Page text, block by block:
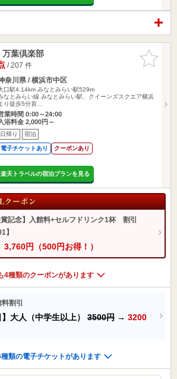
お気に入
りに追加
葉倶楽部
/ 207 件
奈川県 / 横浜市中区
口駅4.14km みなとみらい駅529m
なとみらい線 みなとみらい駅、クイーンズスクエア横浜
り徒歩5分首…
業時間 0:00～24:00
浴料金 2,000円～
日帰り 宿泊
電子チケットあり クーポンあり
楽天トラベルの宿泊プランを見る
賞記念】入館料+セルフドリンク1杯 割引
】
3,760円（500円お得！）
4種類のクーポンがあります
割引
】大人（中学生以上） 3500円 → 3200
類の電子チケットがあります